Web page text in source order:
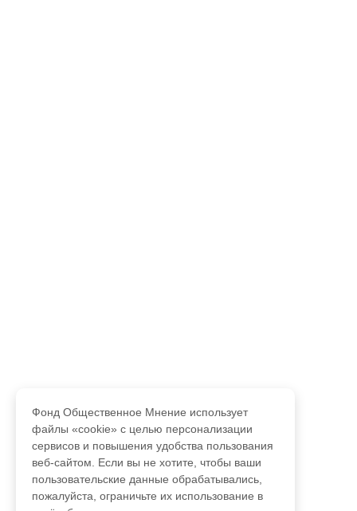
Фонд Общественное Мнение использует
файлы «cookie» с целью персонализации
сервисов и повышения удобства пользования
веб-сайтом. Если вы не хотите, чтобы ваши
пользовательские данные обрабатывались,
пожалуйста, ограничьте их использование в